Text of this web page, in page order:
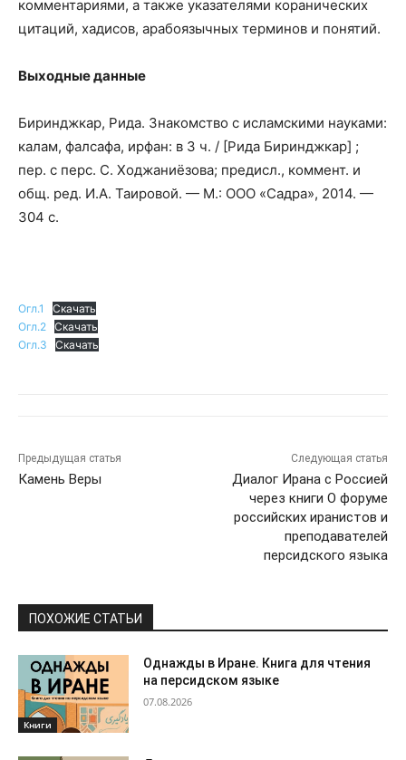
комментариями, а также указателями коранических
цитаций, хадисов, арабоязычных терминов и понятий.
Выходные данные
Биринджкар, Рида. Знакомство с исламскими науками:
калам, фалсафа, ирфан: в 3 ч. / [Рида Биринджкар] ;
пер. с перс. С. Ходжаниёзова; предисл., коммент. и
общ. ред. И.А. Таировой. — М.: ООО «Садра», 2014. —
304 с.
Огл.1
Скачать
Огл.2 Скачать
Огл.3
Скачать
Предыдущая статья
Камень Веры
Следующая статья
Диалог Ирана с Россией
через книги О форуме
российских иранистов и
преподавателей
персидского языка
ПОХОЖИЕ СТАТЬИ
Книги
Однажды в Иране. Книга для чтения
на персидском языке
07.08.2026